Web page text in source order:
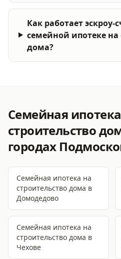
Как работает эскроу-
семейной ипотеке на
дома?
Семейная
строительство
городах
Семейная ипотека на
строительство дома в
Домодедово
Семейная ипотека на
строительство дома в
Чехове